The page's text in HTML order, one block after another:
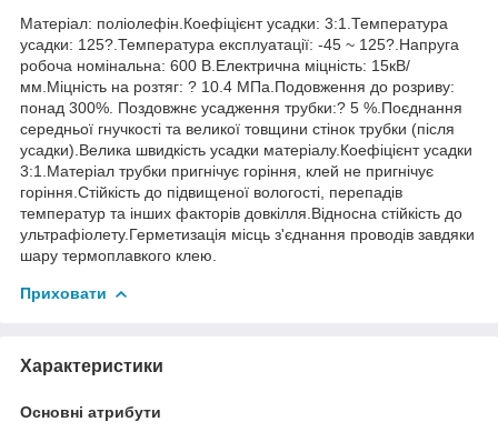
Матеріал: поліолефін.Коефіцієнт усадки: 3:1.Температура
усадки: 125?.Температура експлуатації: -45 ~ 125?.Напруга
робоча номінальна: 600 В.Електрична міцність: 15кВ/
мм.Міцність на розтяг: ? 10.4 МПа.Подовження до розриву:
понад 300%. Поздовжнє усадження трубки:? 5 %.Поєднання
середньої гнучкості та великої товщини стінок трубки (після
усадки).Велика швидкість усадки матеріалу.Коефіцієнт усадки
3:1.Матеріал трубки пригнічує горіння, клей не пригнічує
горіння.Стійкість до підвищеної вологості, перепадів
температур та інших факторів довкілля.Відносна стійкість до
ультрафіолету.Герметизація місць з'єднання проводів завдяки
шару термоплавкого клею.
Приховати
Характеристики
Основні атрибути